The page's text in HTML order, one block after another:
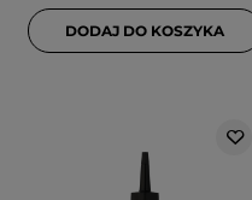
DODAJ DO KOSZYKA